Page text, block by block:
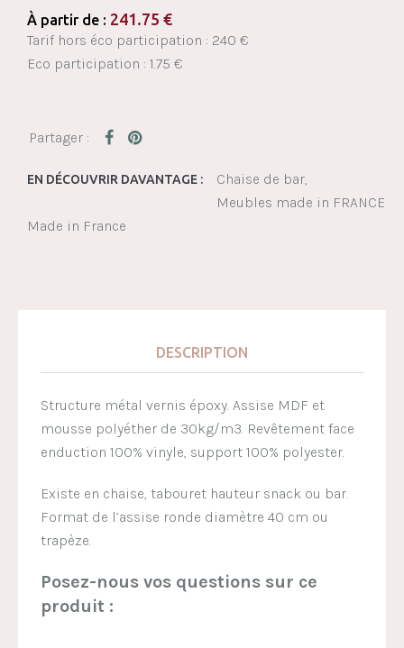
À partir de : 241.75 €
Tarif hors éco participation : 240 €
Eco participation : 1.75 €
EN DÉCOUVRIR DAVANTAGE :
Chaise de bar
Meubles made in FRANCE
Made in France
DESCRIPTION
Structure métal vernis époxy. Assise MDF et
mousse polyéther de 30kg/m3. Revêtement face
enduction 100% vinyle, support 100% polyester.
Existe en chaise, tabouret hauteur snack ou bar.
Format de l’assise ronde diamètre 40 cm ou
trapèze.
Posez-nous vos questions sur ce
produit :